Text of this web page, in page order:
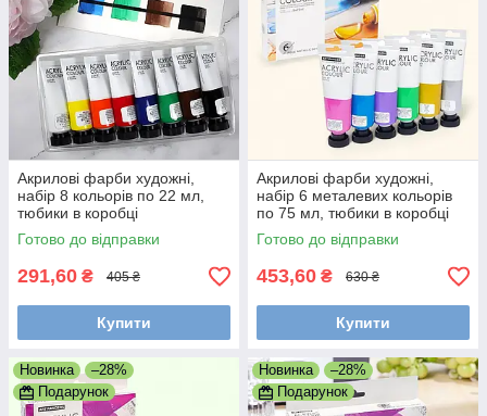
Акрилові фарби художні,
набір 8 кольорів по 22 мл,
тюбики в коробці
Готово до відправки
291,60 ₴ 405 ₴
Купити
Акрилові фарби художні,
набір 6 металевих кольорів
по 75 мл, тюбики в коробці
Готово до відправки
453,60 ₴ 630 ₴
Купити
Новинка
–28%
Подарунок
Новинка
–28%
Подарунок